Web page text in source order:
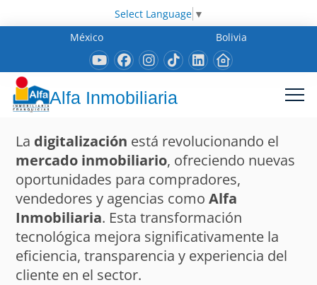
Select Language ▼
México
Bolivia
Alfa Inmobiliaria
La digitalización está revolucionando el
mercado inmobiliario, ofreciendo nuevas
oportunidades para compradores,
vendedores y agencias comoAlfa
Inmobiliaria. Esta transformación
tecnológica mejora significativamente la
eficiencia, transparencia y experiencia del
cliente en el sector.